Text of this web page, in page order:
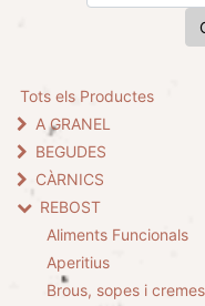
Tots els Productes
A GRANEL
BEGUDES
CÀRNICS
REBOST
Aliments Funcionals
Aperitius
Brous, sopes i cremes